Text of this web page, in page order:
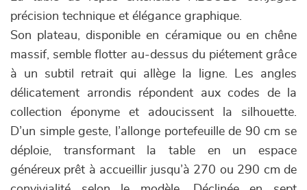
précision technique et élégance graphique.
Son plateau, disponible en céramique ou en chêne
massif, semble flotter au-dessus du piétement grâce
à un subtil retrait qui allège la ligne. Les angles
délicatement arrondis répondent aux codes de la
collection éponyme et adoucissent la silhouette.
D’un simple geste, l’allonge portefeuille de 90 cm se
déploie, transformant la table en un espace
généreux prêt à accueillir jusqu’à 270 ou 290 cm de